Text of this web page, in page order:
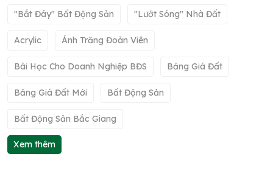
"bắt Đáy" Bất Động Sản "lướt Sóng" Nhà Đất
Acrylic Ánh Trăng Đoàn Viên
Bài Học Cho Doanh Nghiệp BĐS Bảng Giá Đất
Bảng Giá Đất Mới Bất Động Sản
Bất Động Sản Bắc Giang
Xem thêm